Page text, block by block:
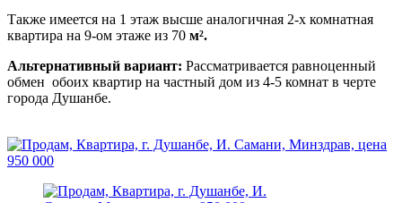
Также имеется на 1 этаж высше аналогичная 2-х комнатная
квартира на 9-ом этаже из 70 м².
Альтернативный вариант: Рассматривается равноценный
обмен обоих квартир на частный дом из 4-5 комнат в черте
города Душанбе.